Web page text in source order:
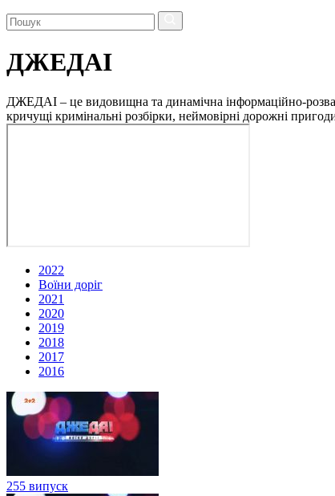
ДЖЕДАІ
ДЖЕДАІ – це видовищна та динамічна інформаційно-
кричущі кримінальні розбірки, неймовірні дорожні
2022
Воїни доріг
2021
2020
2019
2018
2017
2016
255 випуск